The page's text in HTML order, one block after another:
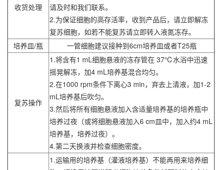
收货处理
请及时和我们联系。
2.为保证细胞的高存活率，收到产品后，请立即解冻
复苏细胞，如若不能复苏请立即转入液氮冻存。
培养皿/瓶
一管细胞建议接种到6cm培养皿或者T25瓶
复苏操作
1.将含有1 mL细胞悬液的冻存管在 37℃水浴中迅速
摇晃解冻，加4 mL培养基混合均匀。
2.在1000 rpm条件下离心3 min，弃去上清液，加1-2
mL培养基后吹匀。
3.然后将所有细胞悬液加入含适量培养基的培养瓶中
培养过夜（或将细胞悬液加入6 cm皿中，加入约4 mL
培养基，培养过夜）。
4.第二天换液并检查细胞密度。
1.运输用的培养基（灌液培养基）不能再用来培养细